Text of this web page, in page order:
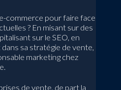
commerce pour faire face
? En misant sur des
sur le SEO, en
sa stratégie de vente,
marketing chez
de vente, de part la